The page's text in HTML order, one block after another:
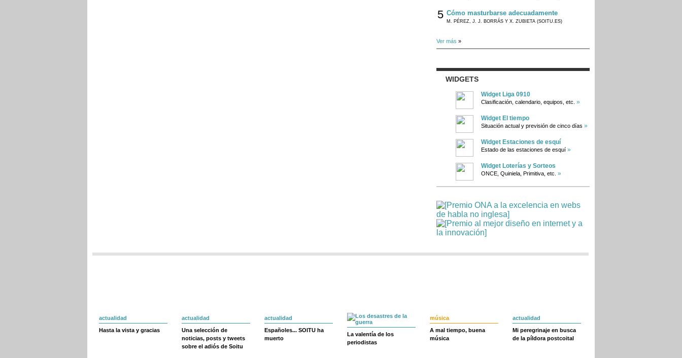
5 Cómo masturbarse adecuadamente
M. PÉREZ, J. J. BORRÁS Y X. ZUBIETA (SOITU.ES)
Ver más »
WIDGETS
Widget Liga 0910
Clasificación, calendario, equipos, etc. »
Widget El tiempo
Situación actual y previsión de cinco días »
Widget Estaciones de esquí
Estado de las estaciones de esquí »
Widget Loterías y Sorteos
ONCE, Quiniela, Primitiva, etc. »
actualidad
Hasta la vista y gracias
actualidad
Una selección de
noticias, posts y tweets
sobre el adiós de Soitu
actualidad
Españoles... SOITU ha
muerto
La valentía de los
periodistas
música
A mal tiempo, buena
música
actualidad
Mi peregrinaje en busca
de la píldora postcoital